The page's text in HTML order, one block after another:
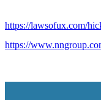
https://lawsofux.com/
https://